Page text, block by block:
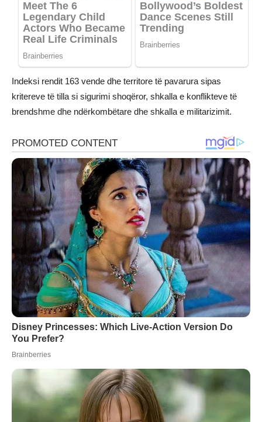
Indeksi rendit 163 vende dhe territore të pavarura sipas
kritereve të tilla si sigurimi shoqëror, shkalla e konflikteve të
brendshme dhe ndërkombëtare dhe shkalla e militarizimit.